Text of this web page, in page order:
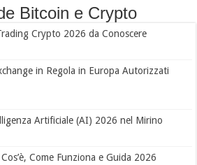
Bitcoin e Crypto
Crypto 2026 da Conoscere
in Regola in Europa Autorizzati
Artificiale (AI) 2026 nel Mirino
Come Funziona e Guida 2026